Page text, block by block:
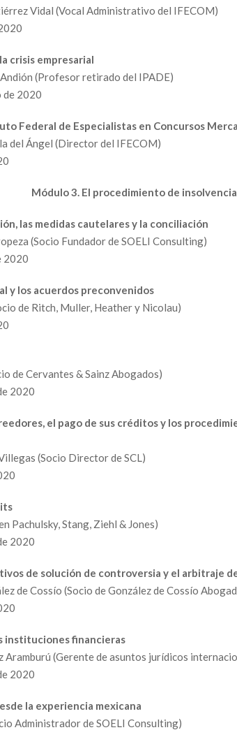
Vidal (Vocal Administrativo del IFECOM)
crisis empresarial
(Profesor retirado del IPADE)
de 2020
Federal de Especialistas en Concursos
del Ángel (Director del IFECOM)
Módulo 3. El procedimiento de
las medidas cautelares y la conciliación
(Socio Fundador de SOELI Consulting)
2020
y los acuerdos preconvenidos
de Ritch, Muller, Heather y Nicolau)
de Cervantes & Sainz Abogados)
2020
el pago de sus créditos y los
(Socio Director de SCL)
Pachulsky, Stang, Ziehl & Jones)
2020
de solución de controversia y el arbitraje
de Cossío (Socio de González de Cossío
instituciones financieras
(Gerente de asuntos jurídicos
2020
la experiencia mexicana
Administrador de SOELI Consulting)